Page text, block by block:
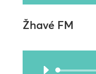
Žhavé FM